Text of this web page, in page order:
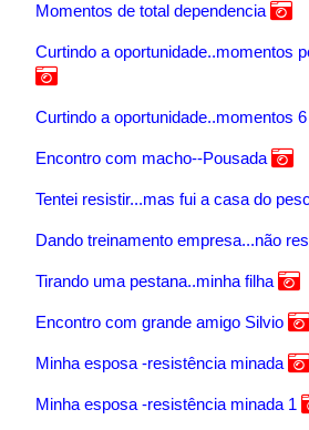
Momentos de total dependencia
Curtindo a oportunidade..momentos
Curtindo a oportunidade..momentos 6
Encontro com macho--Pousada
Tentei resistir...mas fui a casa do
Dando treinamento empresa...não
Tirando uma pestana..minha filha
Encontro com grande amigo Silvio
Minha esposa -resistência minada
Minha esposa -resistência minada 1